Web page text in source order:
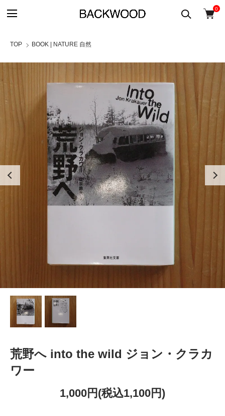
0
TOP BOOK | NATURE 自然
荒野へ into the wild ジョン・クラカ
ワー
1,000円(税込1,100円)